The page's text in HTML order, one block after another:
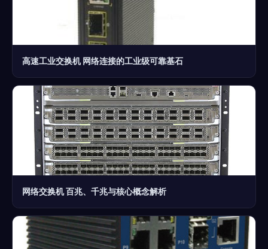
高速工业交换机 网络连接的工业级可靠基石
网络交换机 百兆、千兆与核心概念解析